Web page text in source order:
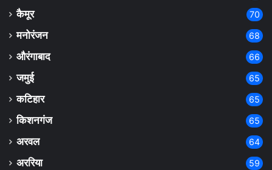
कैमूर 70
मनोरंजन 68
औरंगाबाद 66
जमुई 65
कटिहार 65
किशनगंज 65
अरवल 64
अररिया 59